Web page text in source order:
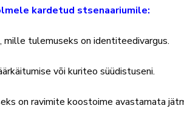
kardetud stsenaariumile:
tulemuseks on identiteedivargus.
või kuriteo süüdistuseni.
on ravimite koostoime avastamata